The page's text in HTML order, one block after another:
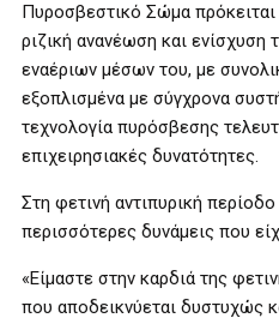
Πυροσβεστικό Σώμα
ριζική ανανέωση και ενίσχυση
εναέριων μέσων του, με
εξοπλισμένα με σύγχρονα
τεχνολογία πυρόσβεσης
επιχειρησιακές δυνατότητες.
Στη φετινή αντιπυρική
περισσότερες δυνάμεις που
«Είμαστε στην καρδιά της
που αποδεικνύεται δυστυχώς